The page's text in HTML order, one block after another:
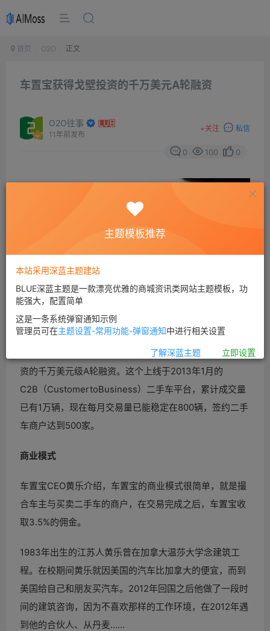
首页 O2O 正文
车置宝获得戈壁投资的千万美元A轮融资
O2O往事
11年前发布
+关注 私信
0 100 0
总部位于南京的二手车交易平台车置宝刚获得来自戈壁投
资的千万美元级A轮融资。这个上线于2013年1月的
C2B（CustomertoBusiness）二手车平台，累计成交量
已有1万辆，现在每月交易量已能稳定在800辆，签约二手
车商户达到500家。
商业模式
车置宝CEO黄乐介绍，车置宝的商业模式很简单，就是撮
合车主与买卖二手车的商户，在交易完成之后，车置宝收
取3.5%的佣金。
1983年出生的江苏人黄乐曾在加拿大温莎大学念建筑工
程。在校期间黄乐就因美国的汽车比加拿大的便宜，而到
美国给自己和朋友买汽车。2012年回国之后他做了一段时
间的建筑咨询，因为不喜欢那样的工作环境，在2012年遇
到他的合伙人、从丹麦……
主题模板推荐
本站采用深蓝主题建站
BLUE深蓝主题是一款漂亮优雅的商城资讯类网站主题模板，功
能强大，配置简单
这是一条系统弹窗通知示例
管理员可在主题设置-常用功能-弹窗通知中进行相关设置
了解深蓝主题 立即设置